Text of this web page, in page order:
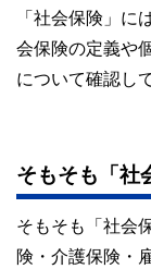
私たち
コンシ
「社会保険」に
会保険の定義や
について確認し
そもそも「社
そもそも「社会
険・介護保険・